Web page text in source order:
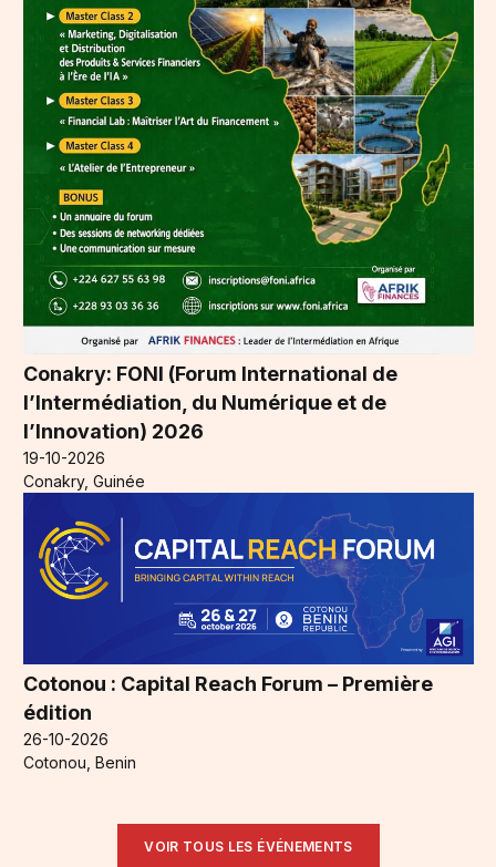
Conakry: FONI (Forum International de
l’Intermédiation, du Numérique et de
l’Innovation) 2026
19-10-2026
Conakry, Guinée
Cotonou : Capital Reach Forum – Première
édition
26-10-2026
Cotonou, Benin
VOIR TOUS LES ÉVÉNEMENTS